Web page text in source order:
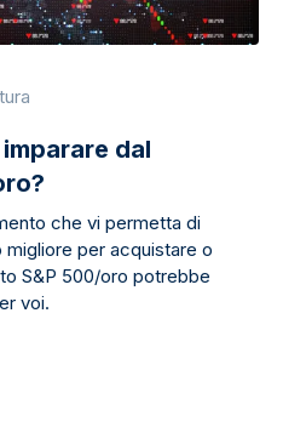
dal
che vi permetta di
per acquistare o
S&P 500/oro potrebbe
voi.